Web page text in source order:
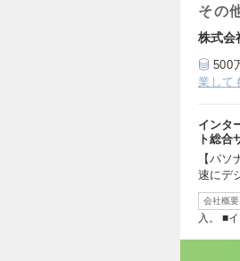
その
株式会
500
業して
インタ
ト総
【パ
速にデ
会社概要
入。 ■